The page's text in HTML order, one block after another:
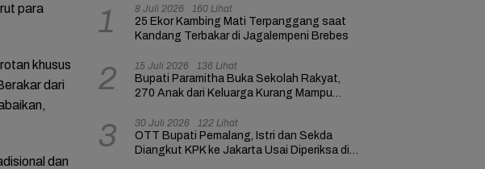
para
khusus
dari
dan
1 8 Juli 2026 160 Lihat
25 Ekor Kambing Mati Terpanggang saat
Kandang Terbakar di Jagalempeni Brebes
2 15 Juli 2026 136 Lihat
Bupati Paramitha Buka Sekolah Rakyat,
270 Anak dari Keluarga Kurang Mampu
3 30 Juli 2026 122 Lihat
OTT Bupati Pemalang, Istri dan Sekda
Diangkut KPK ke Jakarta Usai Diperiksa di